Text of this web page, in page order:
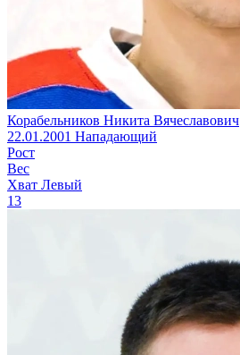
Корабельников Никита Вячеславович
22.01.2001 Нападающий
Рост
Вес
Хват Левый
13